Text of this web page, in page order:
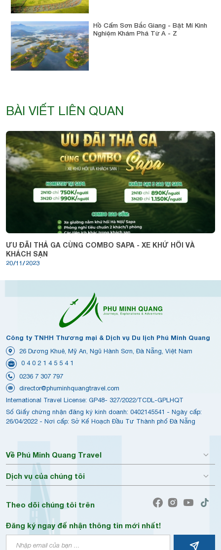
Hồ Cấm Sơn Bắc Giang - Bật Mí Kinh
Nghiệm Khám Phá Từ A - Z
BÀI VIẾT LIÊN QUAN
ƯU ĐÃI THẢ GA CÙNG COMBO SAPA - XE KHỨ HỒI VÀ
KHÁCH SẠN
20/11/2023
Công ty TNHH Thương mại & Dịch vụ Du lịch Phú Minh Quang
26 Dương Khuê, Mỹ An, Ngũ Hành Sơn, Đà Nẵng, Việt Nam
0 4 0 2 1 4 5 5 4 1
0236 7 307 797
director@phuminhquangtravel.com
International Travel License: GP48- 327/2022/TCDL-GPLHQT
Số Giấy chứng nhận đăng ký kinh doanh: 0402145541 - Ngày cấp:
26/04/2022 - Nơi cấp: Sở Kế Hoạch Đầu Tư Thành phố Đà Nẵng
Về Phú Minh Quang Travel
Dịch vụ của chúng tôi
Theo dõi chúng tôi trên
Đăng ký ngay để nhận thông tin mới nhất!